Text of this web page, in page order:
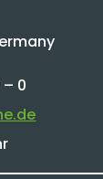
– 0